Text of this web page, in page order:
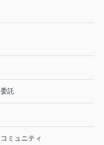
託
ミュニティ